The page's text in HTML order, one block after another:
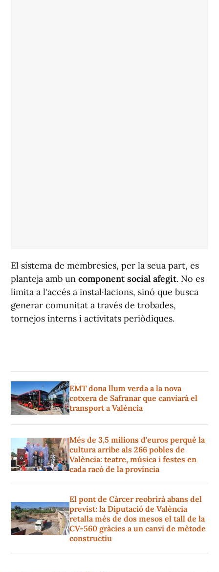
El sistema de membresies, per la seua part, es
planteja amb un component social afegit. No es
limita a l'accés a instal·lacions, sinó que busca
generar comunitat a través de trobades,
tornejos interns i activitats periòdiques.
EMT dona llum verda a la nova
cotxera de Safranar que canviarà el
transport a València
Més de 3,5 milions d'euros perquè la
cultura arribe als 266 pobles de
València: teatre, música i festes en
cada racó de la província
El pont de Càrcer reobrirà abans del
previst: la Diputació de València
retalla més de dos mesos el tall de la
CV-560 gràcies a un canvi de mètode
constructiu